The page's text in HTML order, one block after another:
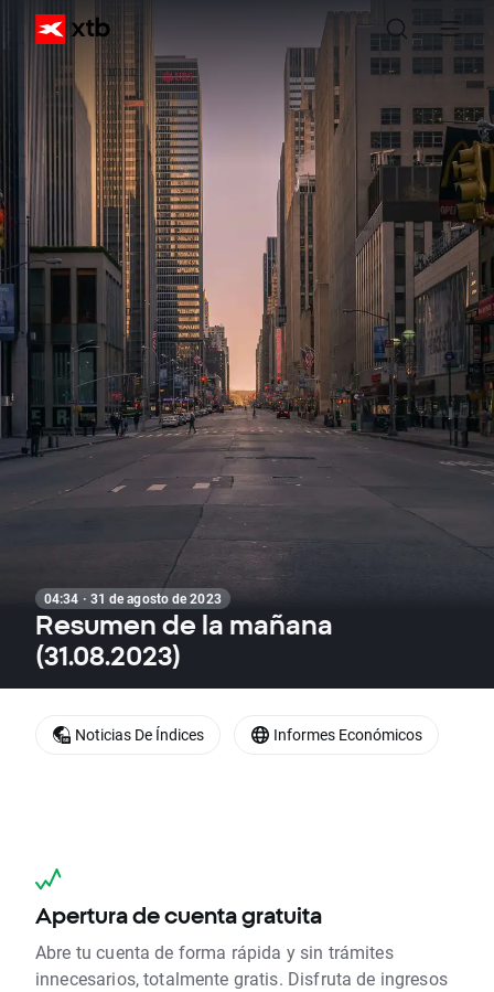
04:34 · 31 de agosto de 2023
Resumen de la mañana
(31.08.2023)
Apertura de cuenta gratuita
Abre tu cuenta de forma rápida y sin trámites
innecesarios, totalmente gratis. Disfruta de ingresos
Noticias De Índices Informes Económicos